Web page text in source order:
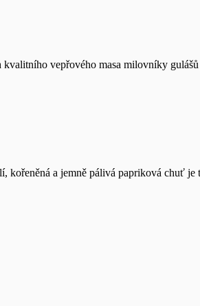
vepřového masa milovníky gulášů
kořeněná a jemně pálivá papriková chuť